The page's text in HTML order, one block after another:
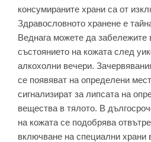
консумираните храни са от
Здравословното хранене е
Веднага можете да забележите
състоянието на кожата след
алкохолни вечери.
се появяват на определени
сигнализират за липсата на
вещества в тялото. В
на кожата се подобрява
включване на специални храни